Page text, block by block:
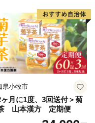
県小牧市
ヶ月に1度、3回送付＞菊
山本漢方 定期便